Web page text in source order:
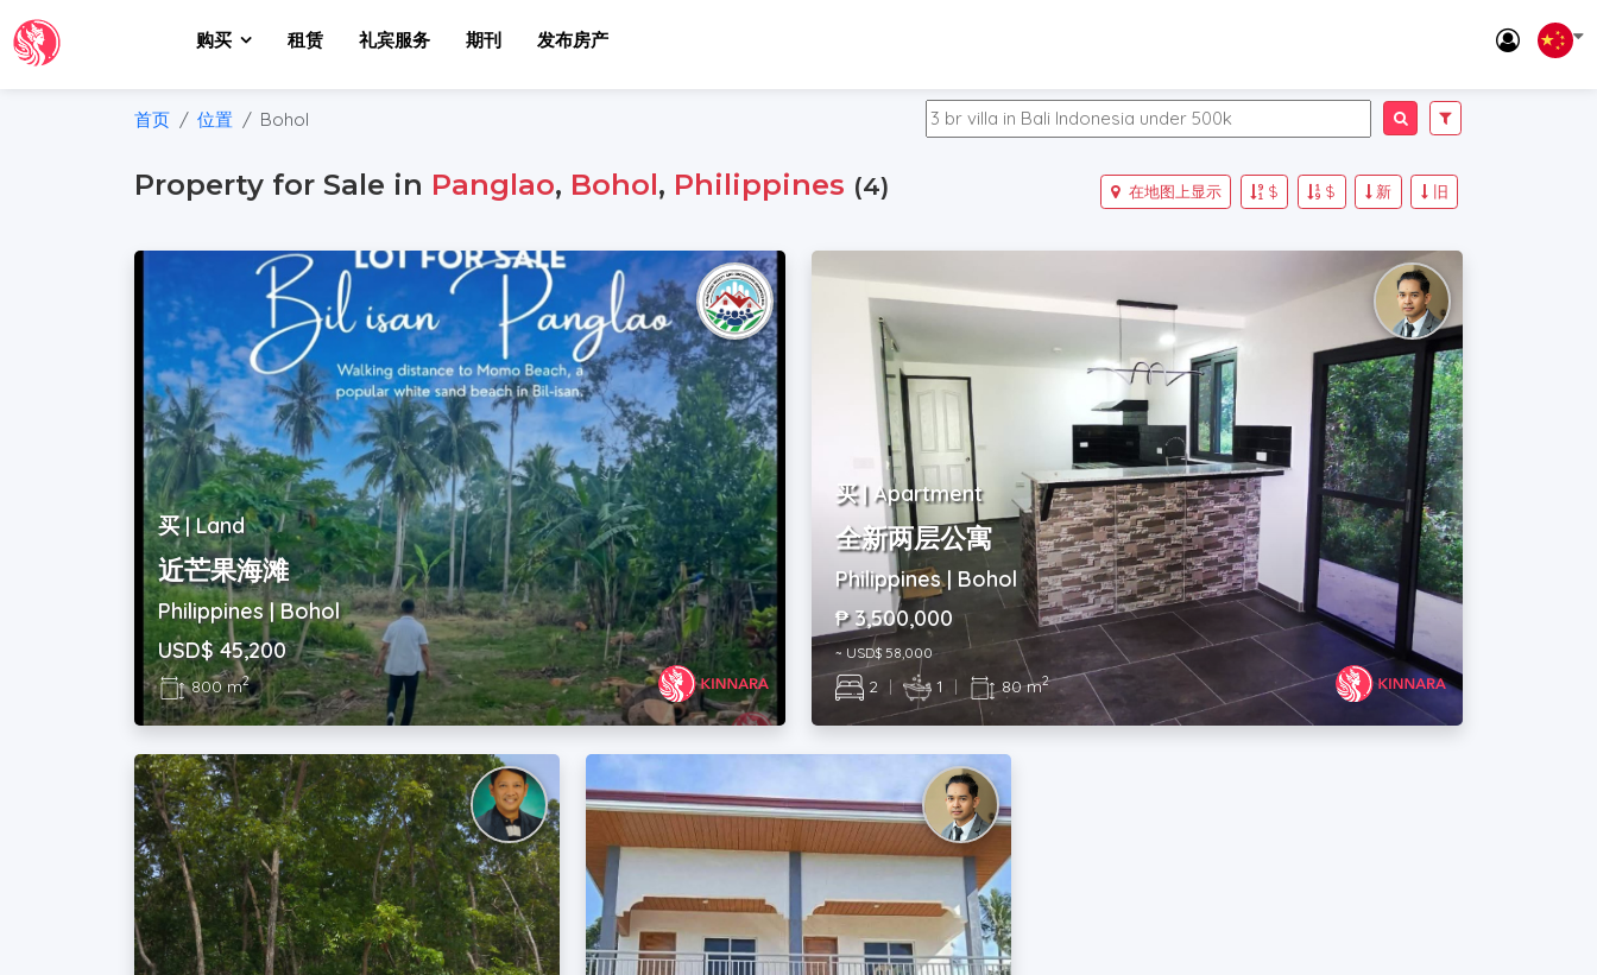
购买 租赁 礼宾服务 期刊 发布房产
首页 位置 Bohol
Property for Sale in Panglao, Bohol, Philippines (4) 旧
新
$
$
在地图上显示
买 | Land
近芒果海滩
Philippines | Bohol
USD$ 45,200
800 m2
买 | Apartment
全新两层公寓
Philippines | Bohol
₱ 3,500,000
~ USD$ 58,000
2 | 1 | 80 m2